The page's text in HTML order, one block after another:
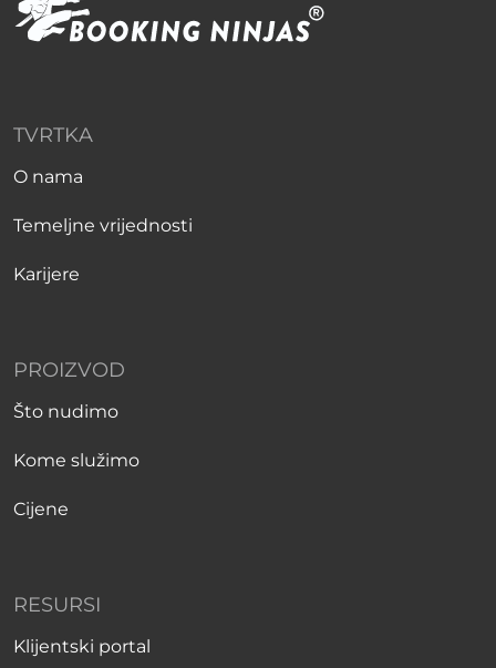
TVRTKA
O nama
Temeljne vrijednosti
Karijere
PROIZVOD
Što nudimo
Kome služimo
Cijene
RESURSI
Klijentski portal